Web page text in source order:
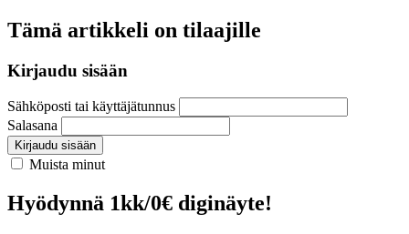
Tämä artikkeli on tilaajille
Kirjaudu sisään
Sähköposti tai käyttäjätunnus
Salasana
Kirjaudu sisään
Muista minut
Hyödynnä 1kk/0€ diginäyte!